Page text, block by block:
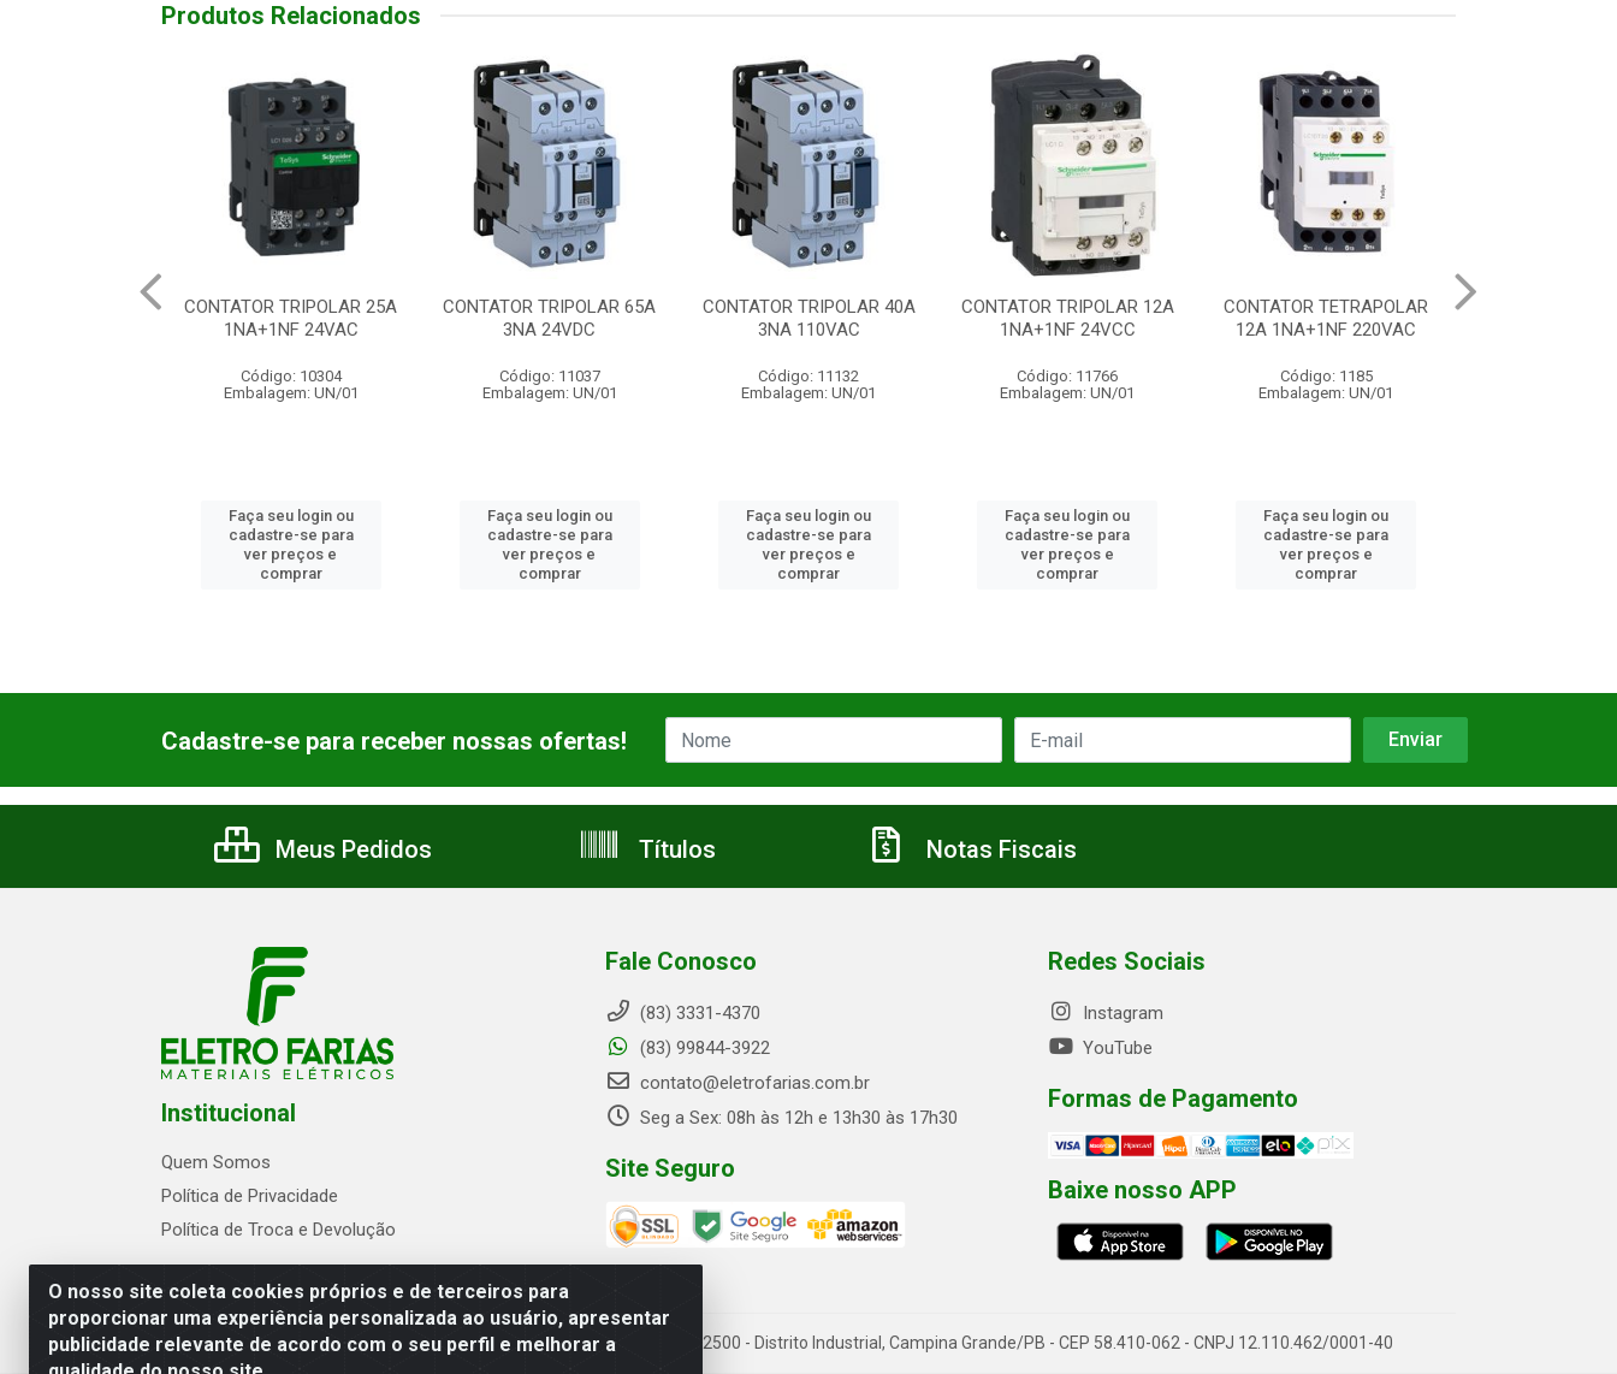
Produtos Relacionados
CONTATOR TRIPOLAR 25A
1NA+1NF 24VAC
Código: 10304
Embalagem: UN/01
Faça seu login ou
cadastre-se para
ver preços e
comprar
CONTATOR TRIPOLAR 65A
3NA 24VDC
Código: 11037
Embalagem: UN/01
Faça seu login ou
cadastre-se para
ver preços e
comprar
CONTATOR TRIPOLAR 40A
3NA 110VAC
Código: 11132
Embalagem: UN/01
Faça seu login ou
cadastre-se para
ver preços e
comprar
CONTATOR TRIPOLAR 12A
1NA+1NF 24VCC
Código: 11766
Embalagem: UN/01
Faça seu login ou
cadastre-se para
ver preços e
comprar
CONTATOR TETRAPOLAR
12A 1NA+1NF 220VAC
Código: 1185
Embalagem: UN/01
Faça seu login ou
cadastre-se para
ver preços e
comprar
CONTATOR
O nosso site coleta cookies próprios e de terceiros para
proporcionar uma experiência personalizada ao usuário, apresentar
publicidade relevante de acordo com o seu perfil e melhorar a
Cadastre-se para receber nossas ofertas!
Meus Pedidos Títulos Notas Fiscais
Institucional
Quem Somos
Política de Privacidade
Política de Troca e Devolução
Fale Conosco
(83) 3331-4370
(83) 99844-3922
contato@eletrofarias.com.br
Seg a Sex: 08h às 12h e 13h30 às 17h30
Site Seguro
Redes Sociais
Instagram
YouTube
Formas de Pagamento
Baixe nosso APP
Eletrofarias Materiais Eletricos - Av. Jorn. Assis Chateaubriand, 2500 - Distrito Industrial, Campina Grande/PB - CEP 58.410-062 - CNPJ 12.110.462/0001-40